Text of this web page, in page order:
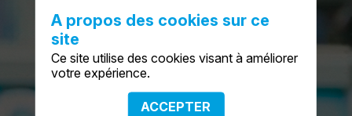
A propos des cookies sur ce
site
Ce site utilise des cookies visant à améliorer
votre expérience.
ACCEPTER